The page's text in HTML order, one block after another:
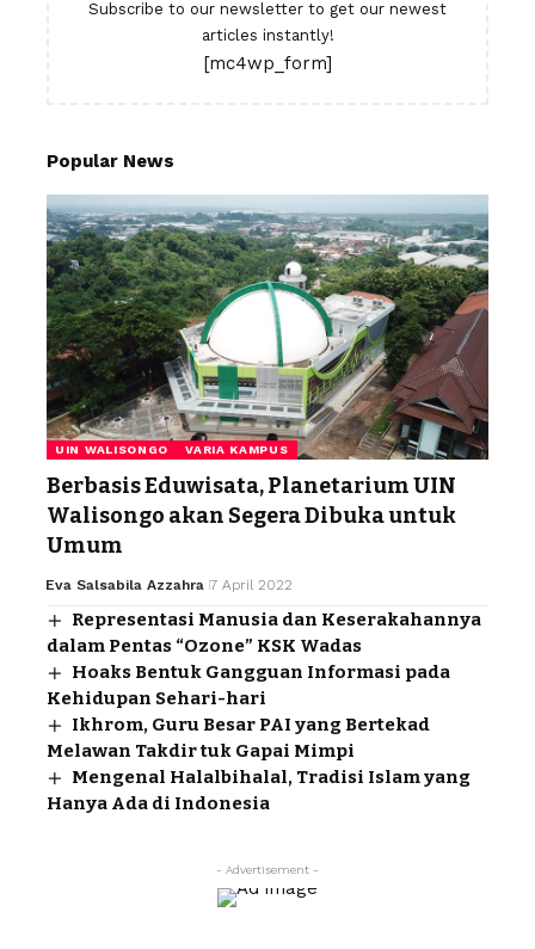
Subscribe to our newsletter to get our newest
articles instantly!
[mc4wp_form]
Popular News
UIN WALISONGO VARIA KAMPUS
Berbasis Eduwisata, Planetarium UIN
Walisongo akan Segera Dibuka untuk
Umum
Eva Salsabila Azzahra 7 April 2022
Representasi Manusia dan Keserakahannya
dalam Pentas “Ozone” KSK Wadas
Hoaks Bentuk Gangguan Informasi pada
Kehidupan Sehari-hari
Ikhrom, Guru Besar PAI yang Bertekad
Melawan Takdir tuk Gapai Mimpi
Mengenal Halalbihalal, Tradisi Islam yang
Hanya Ada di Indonesia
- Advertisement -